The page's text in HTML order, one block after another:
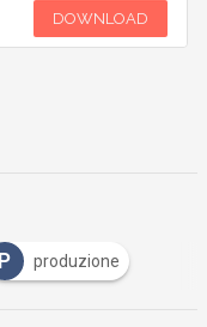
DOWNLOAD
P produzione